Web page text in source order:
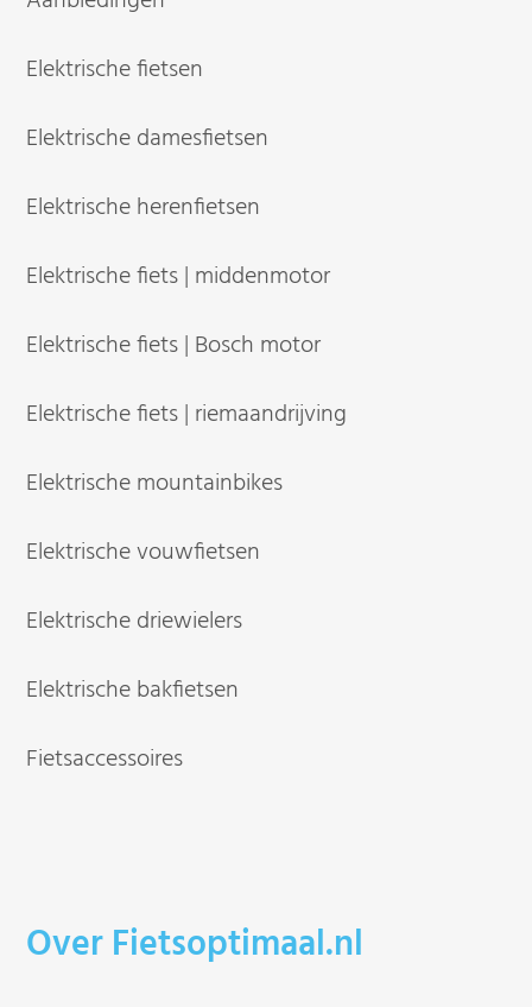
Elektrische fietsen
Elektrische damesfietsen
Elektrische herenfietsen
Elektrische fiets | middenmotor
Elektrische fiets | Bosch motor
Elektrische fiets | riemaandrijving
Elektrische mountainbikes
Elektrische vouwfietsen
Elektrische driewielers
Elektrische bakfietsen
Fietsaccessoires
Over Fietsoptimaal.nl